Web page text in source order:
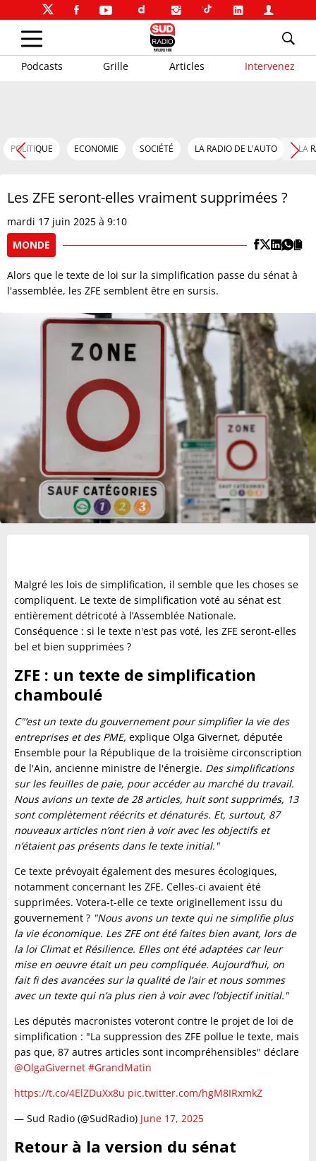
Podcasts Grille Articles Intervenez
POLITIQUE ECONOMIE SOCIÉTÉ LA RADIO DE L'AUTO LA
Les ZFE seront-elles vraiment supprimées ?
mardi 17 juin 2025 à 9:10
MONDE
Alors que le texte de loi sur la simplification passe du sénat à
l'assemblée, les ZFE semblent être en sursis.
Malgré les lois de simplification, il semble que les choses se
compliquent. Le texte de simplification voté au sénat est
entièrement détricoté à l’Assemblée Nationale.
Conséquence : si le texte n'est pas voté, les ZFE seront-elles
bel et bien supprimées ?
ZFE : un texte de simplification
chamboulé
C"’est un texte du gouvernement pour simplifier la vie des
entreprises et des PME, explique Olga Givernet, députée
Ensemble pour la République de la troisième circonscription
de l'Ain, ancienne ministre de l'énergie. Des simplifications
sur les feuilles de paie, pour accéder au marché du travail.
Nous avions un texte de 28 articles, huit sont supprimés, 13
sont complètement réécrits et dénaturés. Et, surtout, 87
nouveaux articles n’ont rien à voir avec les objectifs et
n’étaient pas présents dans le texte initial."
Ce texte prévoyait également des mesures écologiques,
notamment concernant les ZFE. Celles-ci avaient été
supprimées. Votera-t-elle ce texte originellement issu du
gouvernement ? "Nous avons un texte qui ne simplifie plus
la vie économique. Les ZFE ont été faites bien avant, lors de
la loi Climat et Résilience. Elles ont été adaptées car leur
mise en oeuvre était un peu compliquée. Aujourd’hui, on
fait fi des avancées sur la qualité de l’air et nous sommes
avec un texte qui n’a plus rien à voir avec l’objectif initial."
Les députés macronistes voteront contre le projet de loi de
simplification : "La suppression des ZFE pollue le texte, mais
pas que, 87 autres articles sont incompréhensibles" déclare
@OlgaGivernet #GrandMatin
https://t.co/4ElZDuXx8u pic.twitter.com/hgM8IRxmkZ
— Sud Radio (@SudRadio) June 17, 2025
Retour à la version du sénat